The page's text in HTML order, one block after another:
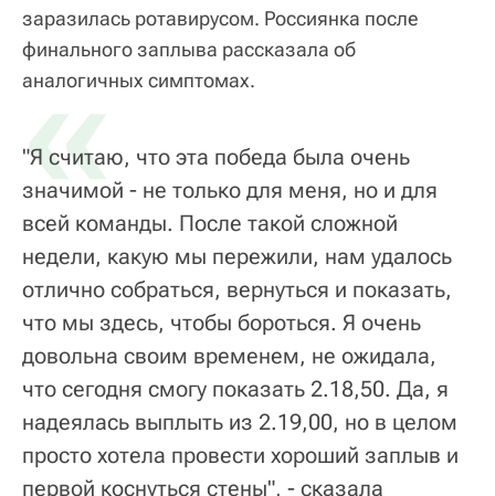
заразилась ротавирусом. Россиянка после
финального заплыва рассказала об
аналогичных симптомах.
«
"Я считаю, что эта победа была очень
значимой - не только для меня, но и для
всей команды. После такой сложной
недели, какую мы пережили, нам удалось
отлично собраться, вернуться и показать,
что мы здесь, чтобы бороться. Я очень
довольна своим временем, не ожидала,
что сегодня смогу показать 2.18,50. Да, я
надеялась выплыть из 2.19,00, но в целом
просто хотела провести хороший заплыв и
первой коснуться стены", - сказала